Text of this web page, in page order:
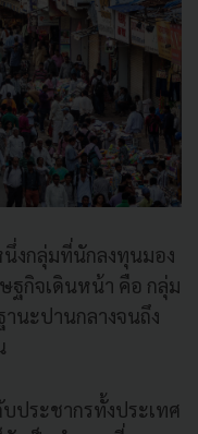
นึ่งกลุ่มที่นักลงทุนมอง
ฐกิจเดินหน้า คือ กลุ่ม
นะปานกลางจนถึง
ประชากรทั้งประเทศ